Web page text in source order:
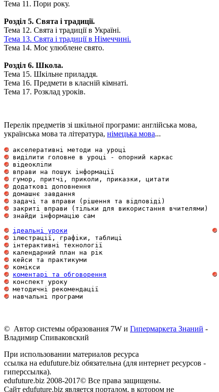
Тема 11. Пори року.
Розділ 5. Свята і традиції.
Тема 12. Свята і традиції в Україні.
Тема 13. Свята і традиції в Німеччині.
Тема 14. Моє улюблене свято.
Розділ 6. Школа.
Тема 15. Шкільне приладдя.
Тема 16. Предмети в класній кімнаті.
Тема 17. Розклад уроків.
Перелік предметів зі шкільної програми: англійська мова,
українська мова та література, німецька мова...
акселеративні методи на
виділити головне в уроці - опорний
вправи на пошук
гумор, притчі, приколи, приказки,
додаткові
домашнє
задачі та вправи (рішення та
закриті вправи (тільки для використання
знайди інформацію
ідеальні уроки
ілюстрації, графіки,
інтерактивні
календарний план на
кейси та
коментарі та обговорення
конспект
методичні
навчальні
© Автор системы образования 7W и Гипермаркета Знаний -
Владимир Спиваковский
При использовании материалов ресурса
ссылка на edufuture.biz обязательна (для интернет ресурсов -
гиперссылка).
edufuture.biz 2008-2017© Все права защищены.
Сайт edufuture.biz является порталом, в котором не